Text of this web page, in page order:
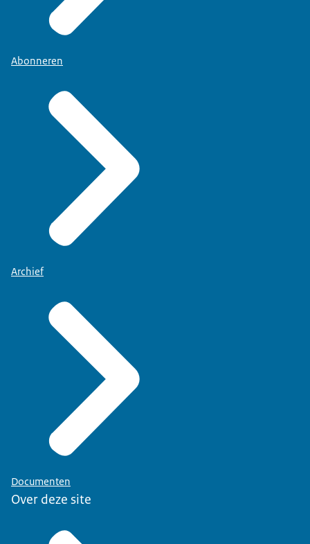
Abonneren
Archief
Documenten
Over deze site